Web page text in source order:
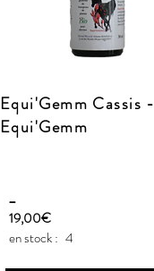
Equi'Gemm Cassis -
Equi'Gemm
_
19,00€
en stock : 4